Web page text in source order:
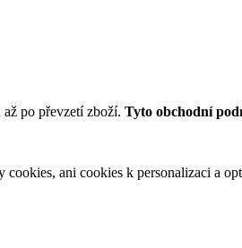
po převzetí zboží. Tyto obchodní
ani cookies k personalizaci a